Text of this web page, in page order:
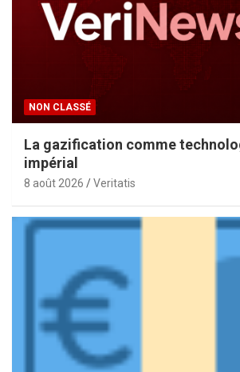
NON CLASSÉ
La gazification comme
impérial
8 août 2026 Veritatis